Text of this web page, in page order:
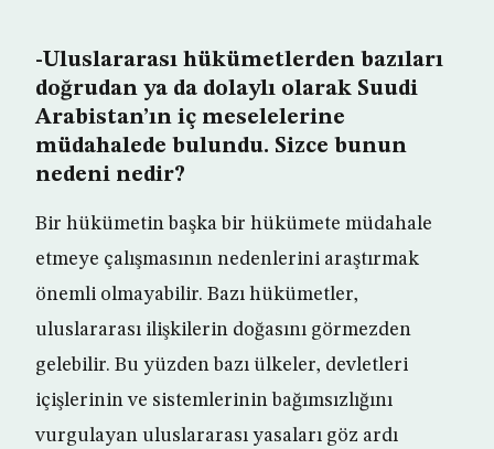
-Uluslararası hükümetlerden bazıları
doğrudan ya da dolaylı olarak Suudi
Arabistan’ın iç meselelerine
müdahalede bulundu. Sizce bunun
nedeni nedir?
Bir hükümetin başka bir hükümete müdahale
etmeye çalışmasının nedenlerini araştırmak
önemli olmayabilir. Bazı hükümetler,
uluslararası ilişkilerin doğasını görmezden
gelebilir. Bu yüzden bazı ülkeler, devletleri
içişlerinin ve sistemlerinin bağımsızlığını
vurgulayan uluslararası yasaları göz ardı